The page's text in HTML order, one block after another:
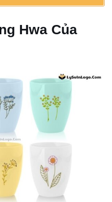
Hwa Của